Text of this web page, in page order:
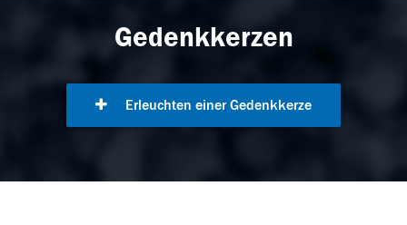
Gedenkkerzen
Erleuchten einer Gedenkkerze